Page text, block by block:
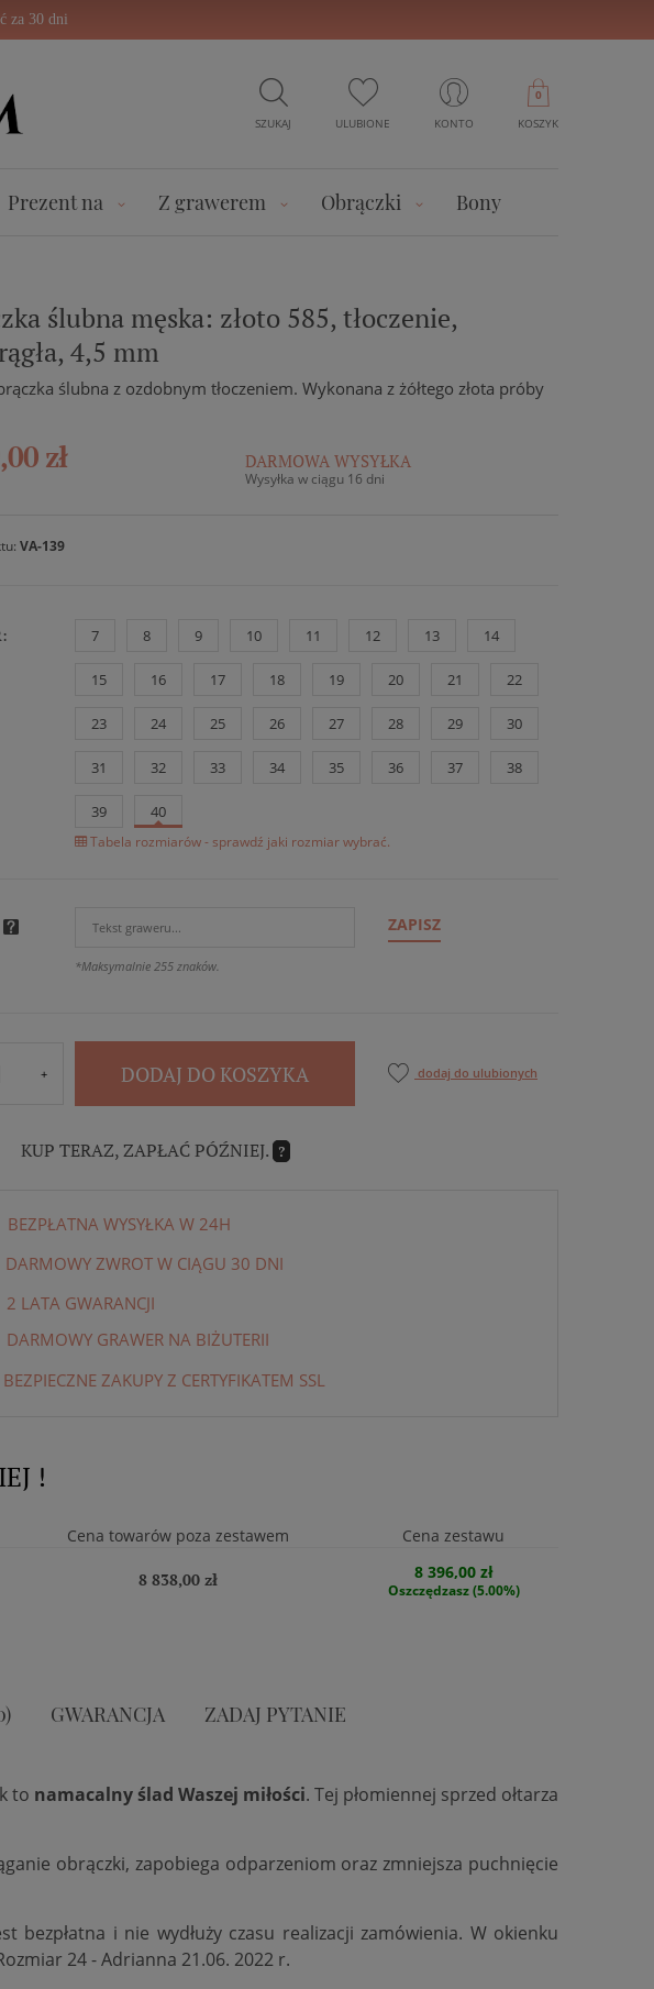
za 30 dni
SZUKAJ ULUBIONE KONTO KOSZYK
0
Prezent na Z grawerem Obrączki Bony
ślubna męska: złoto 585, tłoczenie,
4,5 mm
ślubna z ozdobnym tłoczeniem. Wykonana z żółtego złota próby
zł DARMOWA WYSYŁKA
Wysyłka w ciągu 16 dni
VA-139
7 8 9 10 11 12 13 14
15 16 17 18 19 20 21 22
23 24 25 26 27 28 29 30
31 32 33 34 35 36 37 38
39 40
Tabela rozmiarów - sprawdź jaki rozmiar wybrać.
ZAPISZ
*Maksymalnie 255 znaków.
DODAJ DO KOSZYKA dodaj do ulubionych
KUP TERAZ, ZAPŁAĆ PÓŹNIEJ. ?
BEZPŁATNA WYSYŁKA W 24H
DARMOWY ZWROT W CIĄGU 30 DNI
2 LATA GWARANCJI
DARMOWY GRAWER NA BIŻUTERII
BEZPIECZNE ZAKUPY Z CERTYFIKATEM SSL
!
Cena towarów poza zestawem Cena zestawu
8 838,00 zł 8 396,00 zł
Oszczędzasz (5.00%)
GWARANCJA ZADAJ PYTANIE
to namacalny ślad Waszej miłości. Tej płomiennej sprzed ołtarza
obrączki, zapobiega odparzeniom oraz zmniejsza puchnięcie
bezpłatna i nie wydłuży czasu realizacji zamówienia. W okienku
24 - Adrianna 21.06. 2022 r.